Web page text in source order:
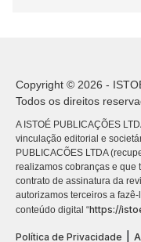
Copyright © 2026 -
Todos os direitos
A ISTOÉ PUBLICAÇÕES
vinculação editorial e
PUBLICACÕES LTDA
realizamos cobranças e que
contrato de assinatura da
autorizamos terceiros a
conteúdo digital “https://
Política de Privacidade